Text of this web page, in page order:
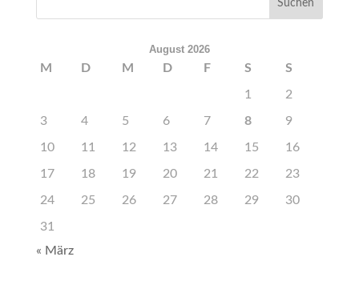
August 2026
M D M D F S S
1 2
3 4 5 6 7 8 9
10 11 12 13 14 15 16
17 18 19 20 21 22 23
24 25 26 27 28 29 30
31
« März